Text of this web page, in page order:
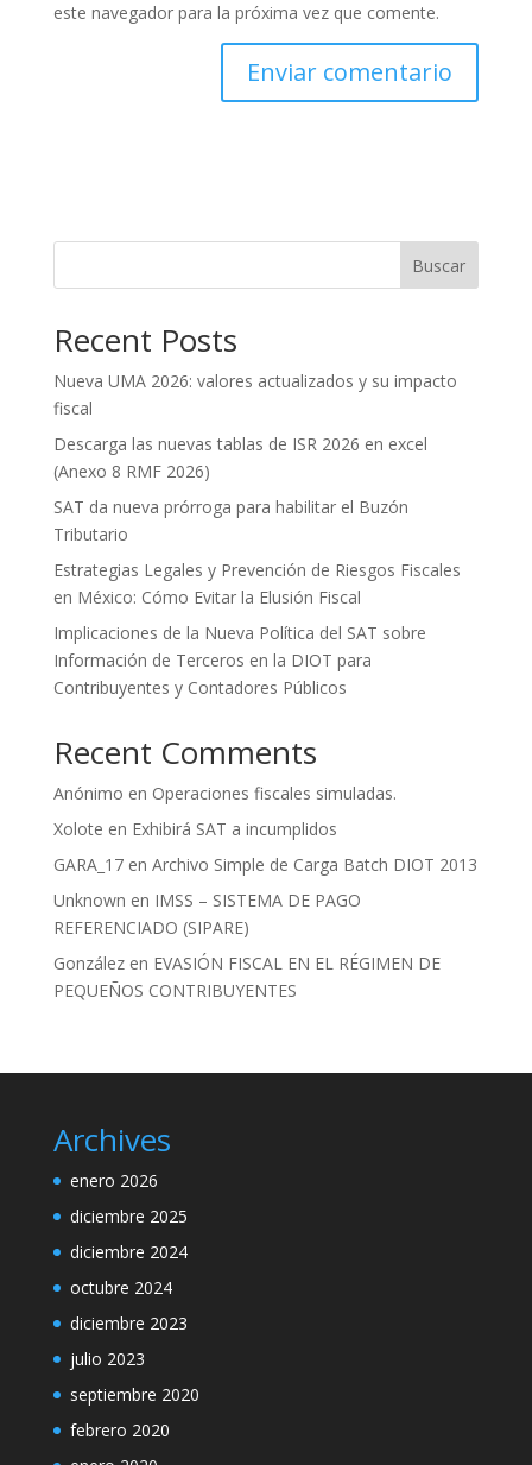
este navegador para la próxima vez que comente.
Buscar
Recent Posts
Nueva UMA 2026: valores actualizados y su impacto
fiscal
Descarga las nuevas tablas de ISR 2026 en excel
(Anexo 8 RMF 2026)
SAT da nueva prórroga para habilitar el Buzón
Tributario
Estrategias Legales y Prevención de Riesgos Fiscales
en México: Cómo Evitar la Elusión Fiscal
Implicaciones de la Nueva Política del SAT sobre
Información de Terceros en la DIOT para
Contribuyentes y Contadores Públicos
Recent Comments
Anónimo en Operaciones fiscales simuladas.
Xolote en Exhibirá SAT a incumplidos
GARA_17en Archivo Simple de Carga Batch DIOT 2013
Unknown en IMSS – SISTEMA DE PAGO
REFERENCIADO (SIPARE)
Gonzálezen EVASIÓN FISCAL EN EL RÉGIMEN DE
PEQUEÑOS CONTRIBUYENTES
Archives
enero 2026
diciembre 2025
diciembre 2024
octubre 2024
diciembre 2023
julio 2023
septiembre 2020
febrero 2020